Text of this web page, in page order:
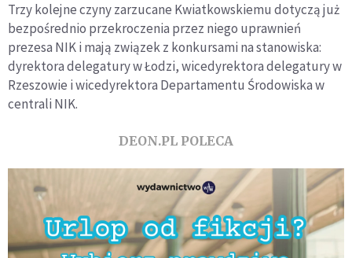
Trzy kolejne czyny zarzucane Kwiatkowskiemu dotyczą już
bezpośrednio przekroczenia przez niego uprawnień
prezesa NIK i mają związek z konkursami na stanowiska:
dyrektora delegatury w Łodzi, wicedyrektora delegatury w
Rzeszowie i wicedyrektora Departamentu Środowiska w
centrali NIK.
DEON.PL POLECA